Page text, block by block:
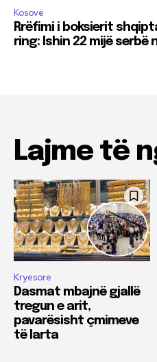
Kosovë
Rrëfimi i boksierit
ring: Ishin 22 mijë serbë
Lajme të
Kryesore
Dasmat mbajnë gjallë
tregun e arit,
pavarësisht çmimeve
të larta